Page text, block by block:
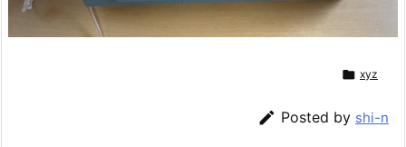
 xyz
 Posted by shi-n